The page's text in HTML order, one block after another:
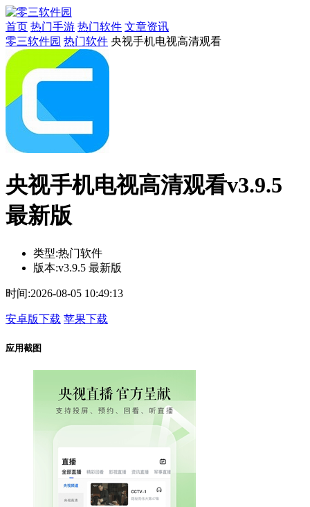
首页 热门手游 热门软件 文章资讯
零三软件园 热门软件 央视手机电视高清观看
央视手机电视高清观看v3.9.5
最新版
类型:热门软件
版本:v3.9.5 最新版
时间:2026-08-05 10:49:13
安卓版下载 苹果下载
应用截图